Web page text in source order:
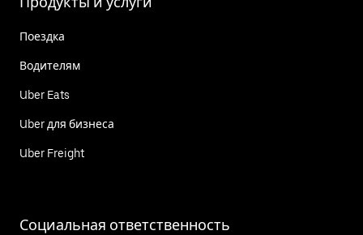
Поездка
Водителям
Uber Eats
Uber для бизнеса
Uber Freight
Социальная ответственность